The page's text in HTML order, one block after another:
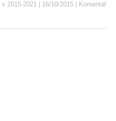
v 2015-2021 16/10/2015 Komentář